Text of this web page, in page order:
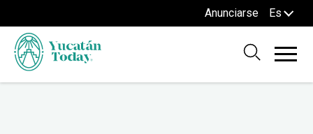
Anunciarse Es